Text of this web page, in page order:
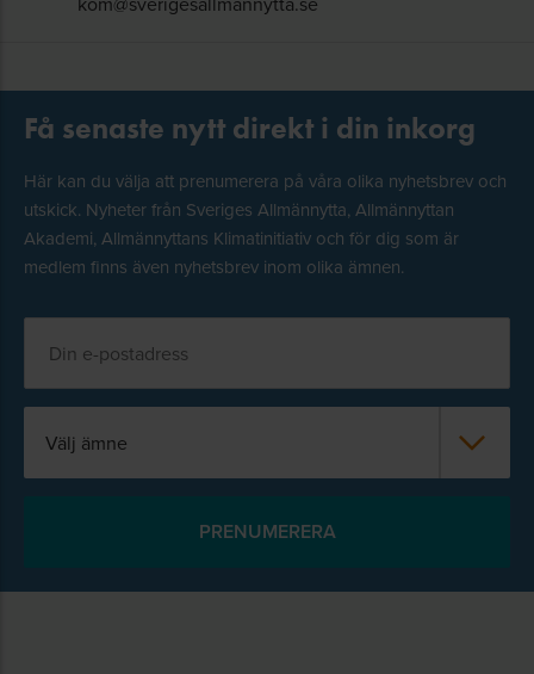
Få senaste nytt direkt i din inkorg
Här kan du välja att prenumerera på våra olika nyhetsbrev och
utskick. Nyheter från Sveriges Allmännytta, Allmännyttan
Akademi, Allmännyttans Klimatinitiativ och för dig som är
medlem finns även nyhetsbrev inom olika ämnen.
Välj ämne